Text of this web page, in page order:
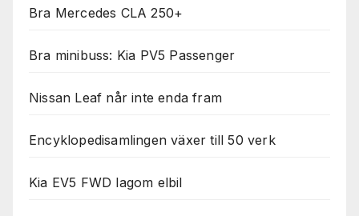
Bra Mercedes CLA 250+
Bra minibuss: Kia PV5 Passenger
Nissan Leaf når inte enda fram
Encyklopedisamlingen växer till 50 verk
Kia EV5 FWD lagom elbil